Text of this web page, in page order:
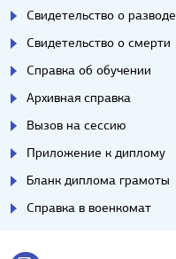
Свидетельство о разводе
Свидетельство о смерти
Справка об обучении
Архивная справка
Вызов на сессию
Приложение к диплому
Бланк диплома грамоты
Справка в военкомат